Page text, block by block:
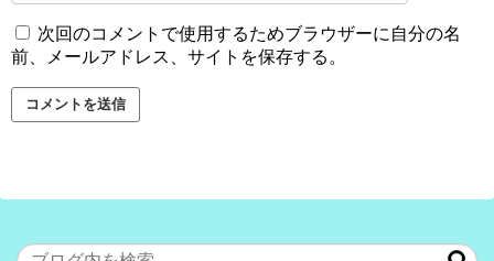
次回のコメントで使用するためブラウザーに自分の名
前、メールアドレス、サイトを保存する。